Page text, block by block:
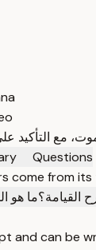
Questions
come from
ما هوالقيامة؟
and can be